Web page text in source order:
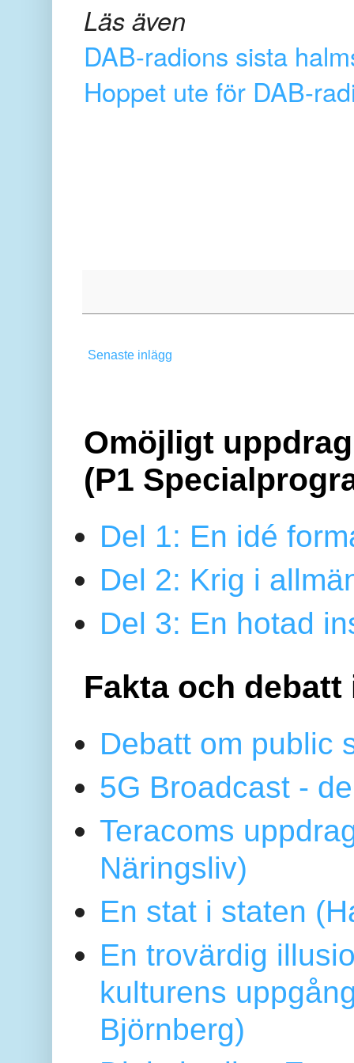
Läs även
DAB-radions sista
Hoppet ute för DAB-
Senaste inlägg
Omöjligt
(P1
Del 1: En idé
Del 2: Krig i
Del 3: En hotad
Fakta och debatt
Debatt om public
5G Broadcast -
Teracoms
Näringsliv)
En stat i staten
En trovärdig
kulturens
Björnberg)